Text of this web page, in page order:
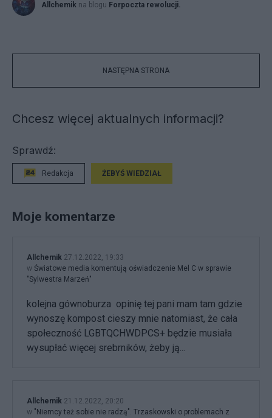
Allchemik na blogu Forpoczta rewolucji.
NASTĘPNA STRONA
Chcesz więcej aktualnych informacji?
Sprawdź:
Redakcja ŻEBYŚ WIEDZIAŁ
Moje komentarze
Allchemik 27.12.2022, 19:33
w Światowe media komentują oświadczenie Mel C w sprawie
"Sylwestra Marzeń"
kolejna gównoburza opinię tej pani mam tam gdzie
wynoszę kompost cieszy mnie natomiast, że cała
społeczność LGBTQCHWDPCS+ będzie musiała
wysupłać więcej srebrników, żeby ją...
Allchemik 21.12.2022, 20:20
w "Niemcy też sobie nie radzą". Trzaskowski o problemach z